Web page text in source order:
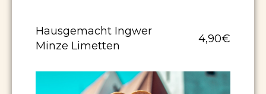
Hausgemacht Ingwer
Minze Limetten
4,90€